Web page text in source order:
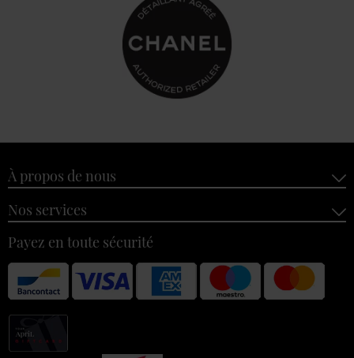
À propos de nous
Nos services
Payez en toute sécurité